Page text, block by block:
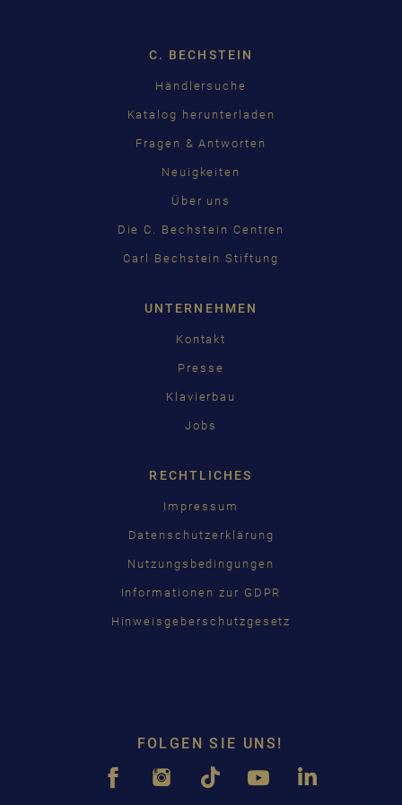
C. BECHSTEIN
Händlersuche
Katalog herunterladen
Fragen & Antworten
Neuigkeiten
Über uns
Die C. Bechstein Centren
Carl Bechstein Stiftung
UNTERNEHMEN
Kontakt
Presse
Klavierbau
Jobs
RECHTLICHES
Impressum
Datenschutzerklärung
Nutzungsbedingungen
Informationen zur GDPR
Hinweisgeberschutzgesetz
FOLGEN SIE UNS!